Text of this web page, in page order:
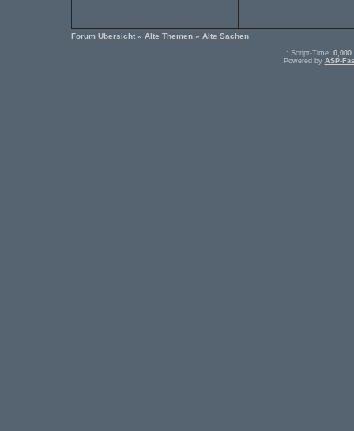
Forum Übersicht » Alte Themen » Alte Sachen
.: Script-Time: 0,000
Powered by ASP-